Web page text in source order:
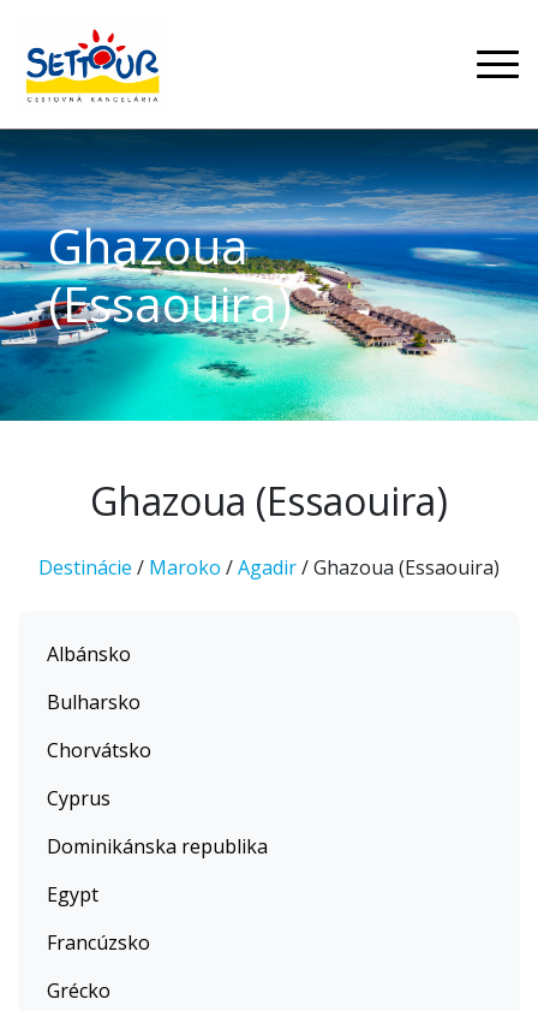
Ghazoua
(Essaouira)
Ghazoua (Essaouira)
Destinácie / Maroko /Agadir/ Ghazoua (Essaouira)
Albánsko
Bulharsko
Chorvátsko
Cyprus
Dominikánska republika
Egypt
Francúzsko
Grécko